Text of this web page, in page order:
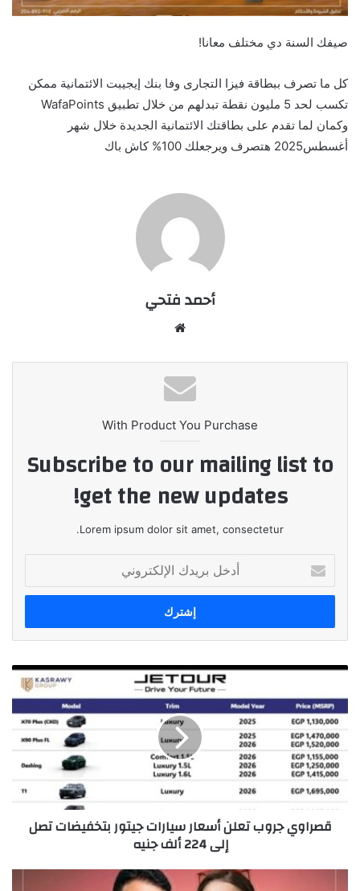
صيفك السنة دي مختلف معانا!
كل ما تصرف ببطاقة فيزا التجارى وفا بنك إيجيبت الائتمانية ممكن
تكسب لحد 5 مليون نقطة تبدلهم من خلال تطبيق WafaPoints
وكمان لما تقدم على بطاقتك الائتمانية الجديدة خلال شهر
أغسطس2025 هتصرف ويرجعلك 100% كاش باك
أحمد فتحي
With Product You Purchase
Subscribe to our mailing list to
get the new updates!
Lorem ipsum dolor sit amet, consectetur.
بريدك
الإلكتروني
قصراوي
تعلن
أسعار
سيارات
جيتور
بتخفيضات
تصل
إلى
224قصراوي جروب تعلن أسعار سيارات جيتور بتخفيضات تصل
إلى 224 ألف جنيه